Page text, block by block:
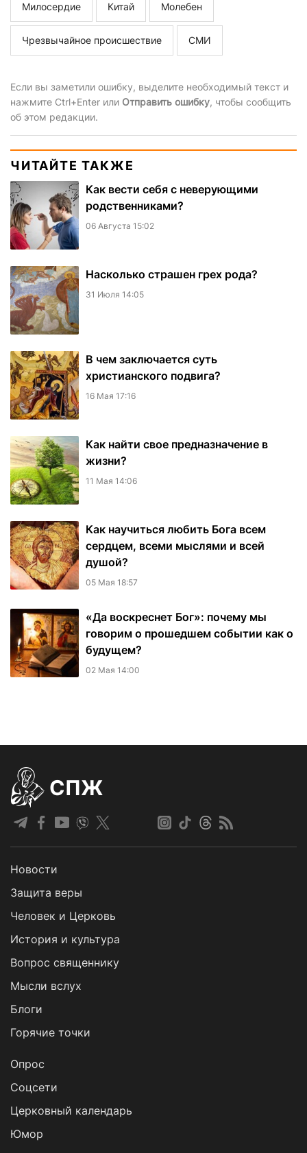
Милосердие Китай Молебен
Чрезвычайное происшествие СМИ
Если вы заметили ошибку, выделите необходимый текст и
нажмите Ctrl+Enter или Отправить ошибку, чтобы сообщить
об этом редакции.
ЧИТАЙТЕ ТАКЖЕ
Как вести себя с неверующими
родственниками?
06 Августа 15:02
Насколько страшен грех рода?
31 Июля 14:05
В чем заключается суть
христианского подвига?
16 Мая 17:16
Как найти свое предназначение в
жизни?
11 Мая 14:06
Как научиться любить Бога всем
сердцем, всеми мыслями и всей
душой?
05 Мая 18:57
«Да воскреснет Бог»: почему мы
говорим о прошедшем событии как о
будущем?
02 Мая 14:00
СПЖ
Новости
Защита веры
Человек и Церковь
История и культура
Вопрос священнику
Мысли вслух
Блоги
Горячие точки
Опрос
Cоцсети
Церковный календарь
Юмор